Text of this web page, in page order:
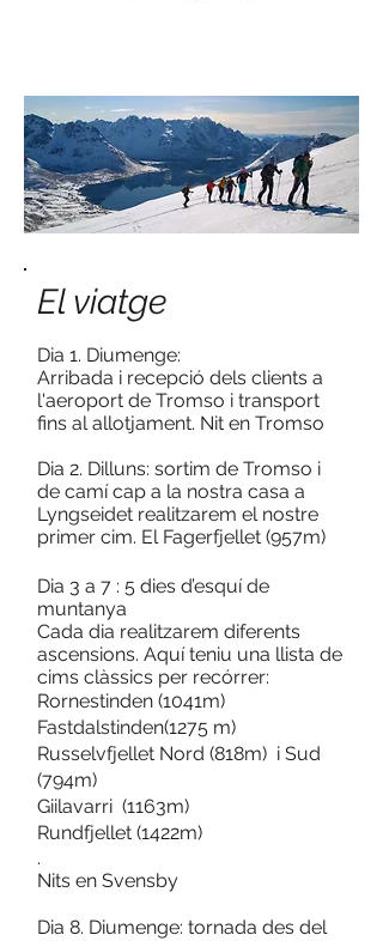
El viatge
Dia 1. Diumenge:
Arribada i recepció dels clients a
l'aeroport de Tromso i transport
fins al allotjament. Nit en Tromso
Dia 2. Dilluns: sortim de Tromso i
de camí cap a la nostra casa a
Lyngseidet realitzarem el nostre
primer cim. El Fagerfjellet (957m)
Dia 3 a 7 : 5 dies d’esquí de
muntanya
Cada dia realitzarem diferents
ascensions. Aquí teniu una llista de
cims clàssics per recórrer:
Rornestinden (1041m)
Fastdalstinden(1275 m)
Russelvfjellet Nord (818m) i Sud
(794m)
Giilavarri (1163m)
Rundfjellet (1422m)
.
Nits en Svensby
Dia 8. Diumenge: tornada des del